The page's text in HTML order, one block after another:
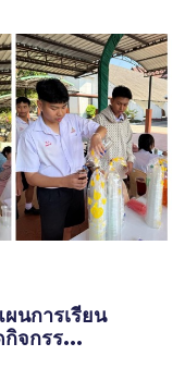
นการเรียน
จกรร...